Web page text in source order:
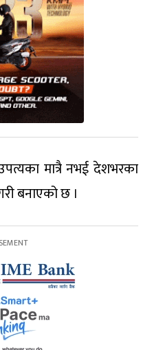
मात्रै नभई देशभरका
बनाएको छ ।